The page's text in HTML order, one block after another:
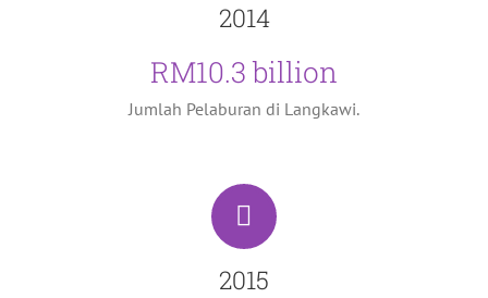
2014
RM10.3 billion
Jumlah Pelaburan di Langkawi.
2015